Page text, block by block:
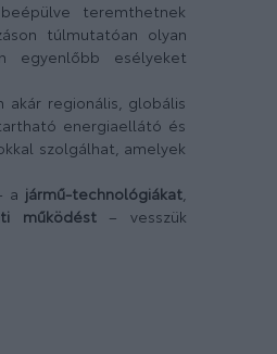
teremthetnek
túlmutatóan olyan
egyenlőbb esélyeket
regionális, globális
energiaellátó és
szolgálhat, amelyek
a jármű-technológiákat,
működést– vesszük